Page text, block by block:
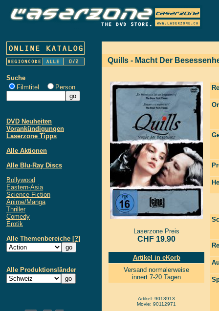
Suche
Filmtitel
Person
DVD Neuheiten
Vorankündigungen
Laserzone Tipps
Alle Aktionen
Alle Blu-Ray Discs
Bollywood
Eastern-Asia
Science Fiction
Anime/Manga
Thriller
Comedy
Erotik
Alle Themenbereiche [?]
Alle Produktionsländer
Quills - Macht Der
Laserzone Preis
CHF 19.90
Artikel in eKorb
Versand normalerweise
innert 7-20 Tagen
Artikel: 9013913
Movie: 90112971